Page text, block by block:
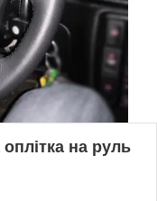
на руль